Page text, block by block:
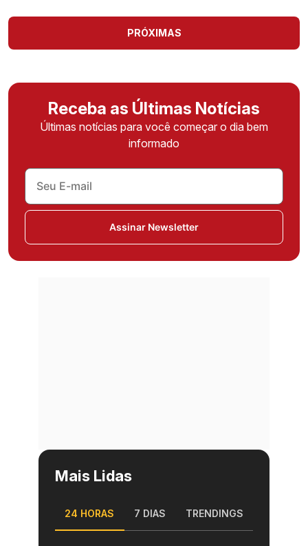
PRÓXIMAS
Receba as Últimas Notícias
Últimas notícias para você começar o dia bem
informado
Assinar Newsletter
Mais Lidas
24 HORAS 7 DIAS TRENDINGS